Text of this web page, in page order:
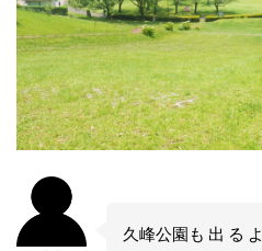
久峰公園も 出 る よ